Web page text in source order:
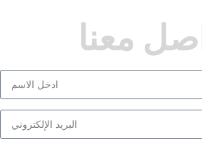
معنا